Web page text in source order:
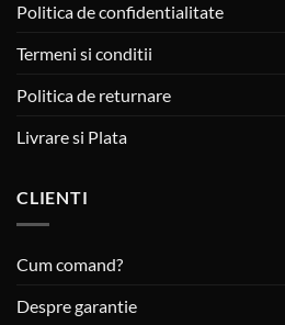
Politica de confidentialitate
Termeni si conditii
Politica de returnare
Livrare si Plata
CLIENTI
Cum comand?
Despre garantie